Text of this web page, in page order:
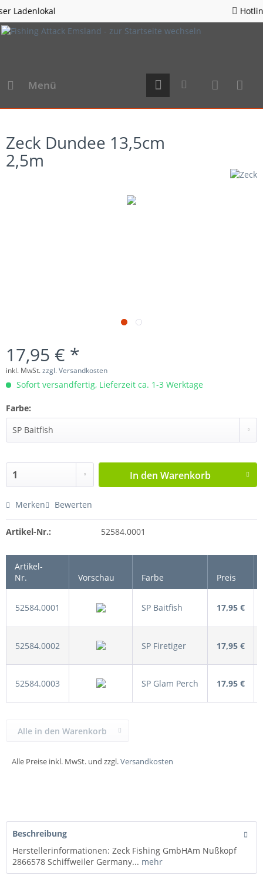
Hotline 05963 - 982823
Menü
Zeck Dundee 13,5cm
2,5m
17,95 € *
inkl. MwSt.zzgl. Versandkosten
Sofort versandfertig, Lieferzeit ca. 1-3 Werktage
Farbe:
In den Warenkorb
Merken Bewerten
Artikel-Nr.: 52584.0001
Artikel-
Nr.
Vorschau Farbe Preis
52584.0001 SP Baitfish 17,95 €
52584.0002 SP Firetiger 17,95 €
52584.0003 SP Glam Perch 17,95 €
Alle Preise inkl. MwSt. und zzgl.Versandkosten
Alle in den Warenkorb
Beschreibung
Herstellerinformationen: Zeck Fishing GmbHAm Nußkopf
2866578 Schiffweiler Germany... mehr